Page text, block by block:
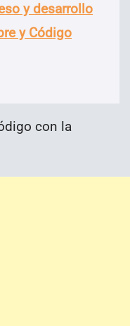
y desarrollo
y Código